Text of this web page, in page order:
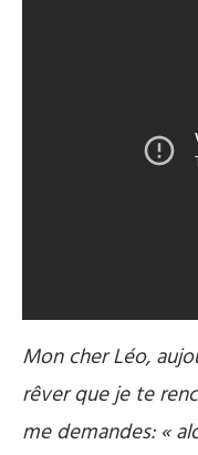
Mon cher Léo,
rêver que je te
me demandes: «